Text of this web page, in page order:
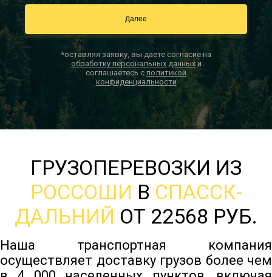
*оставляя заявку, вы даете согласие на
обработку персональных данныхи
соглашаетесь с политикой
конфиденциальности
ГРУЗОПЕРЕВОЗКИ ИЗ
РОССОШИ В СПАССК-
ДАЛЬНИЙ ОТ 22568 РУБ.
Наша транспортная компания
осуществляет доставку грузов более чем